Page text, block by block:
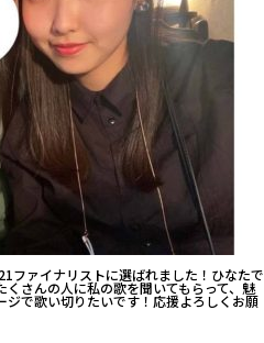
ファイナリストに選ばれました！ひなたで
さんの人に私の歌を聞いてもらって、魅
ジで歌い切りたいです！応援よろしくお願